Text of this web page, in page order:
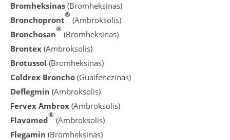
Bromheksinas (Bromheksinas)
Bronchopront
®
(Ambroksolis)
Bronchosan
®
(Bromheksinas)
Brontex (Ambroksolis)
Brotussol (Bromheksinas)
Coldrex Broncho (Guaifenezinas)
Deflegmin (Ambroksolis)
Fervex Ambrox (Ambroksolis)
Flavamed
®
(Ambroksolis)
Flegamin (Bromheksinas)